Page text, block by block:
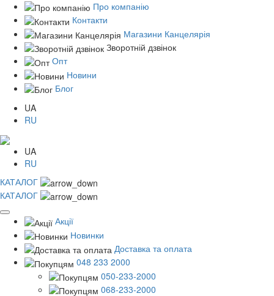
Про компанію
Контакти
Магазини Канцелярія
Зворотній дзвінок
Опт
Новини
Блог
UA
RU
UA
RU
КАТАЛОГ
КАТАЛОГ
Акції
Новинки
Доставка та оплата
048 233 2000
050-233-2000
068-233-2000